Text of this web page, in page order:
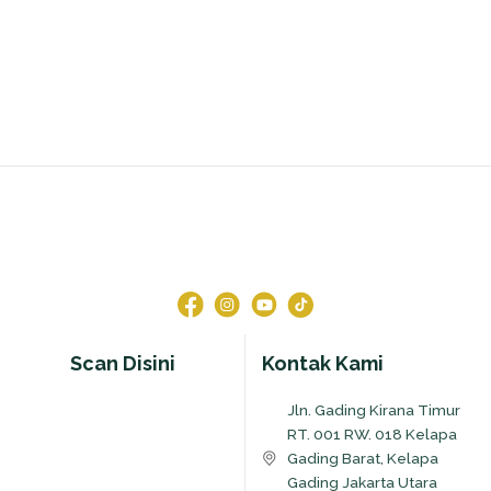
Scan Disini Kontak Kami
Jln. Gading Kirana Timur
RT. 001 RW. 018 Kelapa
Gading Barat, Kelapa
Gading Jakarta Utara